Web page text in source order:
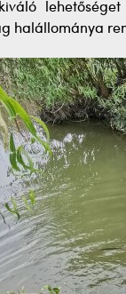
halállománya